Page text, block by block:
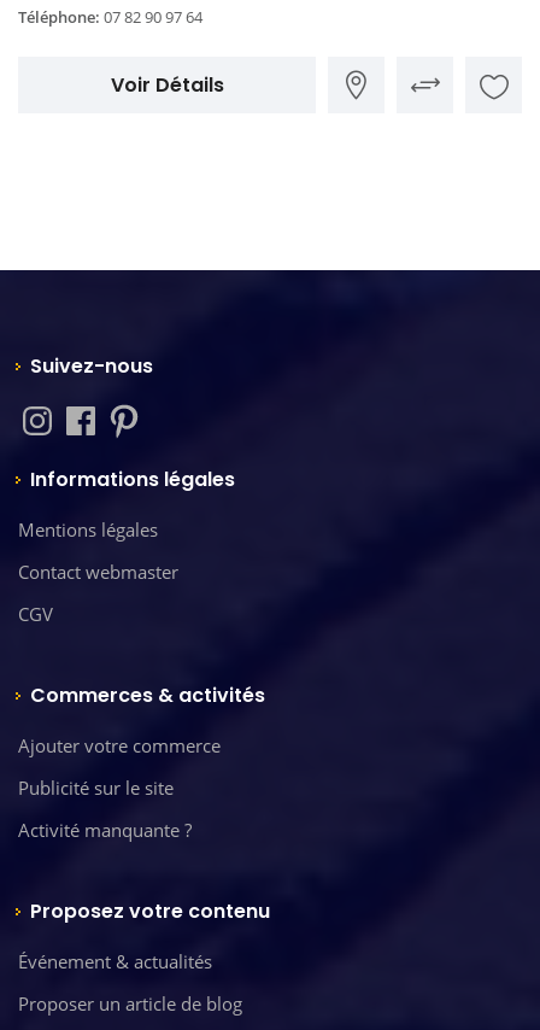
Téléphone: 07 82 90 97 64
Voir Détails
Suivez-nous
Informations légales
Mentions légales
Contact webmaster
CGV
Commerces & activités
Ajouter votre commerce
Publicité sur le site
Activité manquante ?
Proposez votre contenu
Événement & actualités
Proposer un article de blog